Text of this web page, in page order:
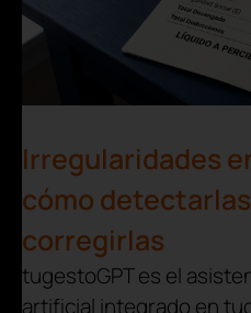
Irregularidades
cómo
corregirlas
tugestoGPT es el
artificial integrado en